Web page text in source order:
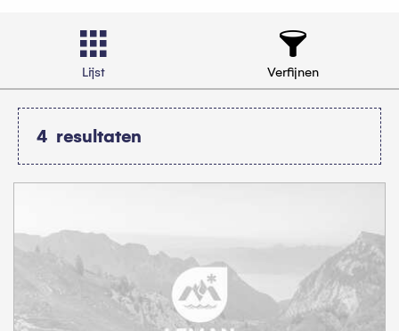
Lijst Verfijnen
4 resultaten